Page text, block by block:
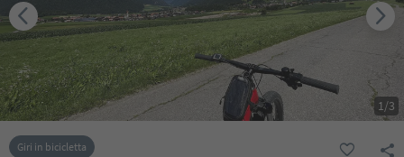
1/3
Giri in bicicletta